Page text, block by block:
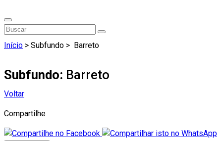
Início > Subfundo > Barreto
Subfundo: Barreto
Voltar
Compartilhe